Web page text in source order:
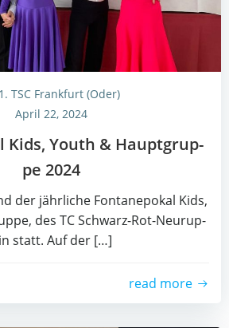
1. TSC Frankfurt (Oder)
April 22, 2024
Kids, Youth & Haupt­grup­
pe 2024
der jähr­li­che Fon­ta­ne­po­kal Kids,
des TC Schwarz-Rot-Neu­rup­
statt. Auf der […]
read more